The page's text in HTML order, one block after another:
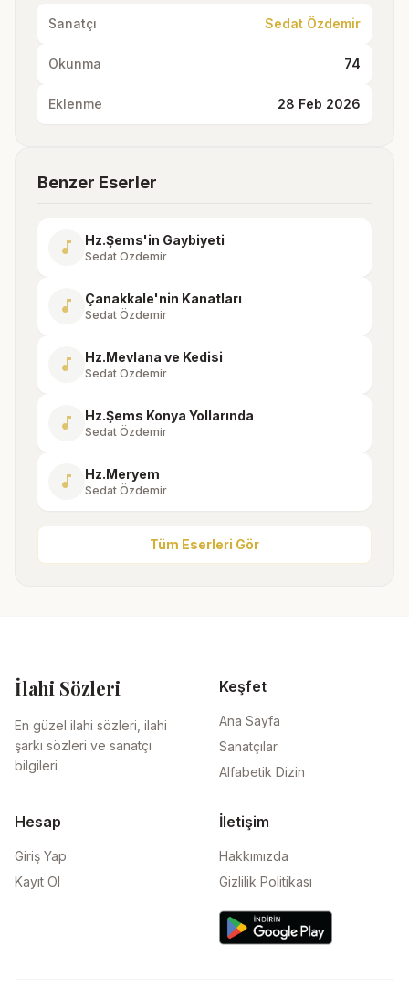
Sanatçı Sedat Özdemir
Okunma 74
Eklenme 28 Feb 2026
Benzer Eserler
music_note Hz.Şems'in Gaybiyeti
Sedat Özdemir
music_note Çanakkale'nin Kanatları
Sedat Özdemir
music_note Hz.Mevlana ve Kedisi
Sedat Özdemir
music_note Hz.Şems Konya Yollarında
Sedat Özdemir
music_note Hz.Meryem
Sedat Özdemir
Tüm Eserleri Gör
İlahi Sözleri
En güzel ilahi sözleri, ilahi
şarkı sözleri ve sanatçı
bilgileri
Keşfet
Ana Sayfa
Sanatçılar
Alfabetik Dizin
Hesap
Giriş Yap
Kayıt Ol
İletişim
Hakkımızda
Gizlilik Politikası